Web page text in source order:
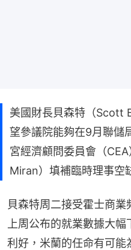
美國財長貝森特（Scott
望參議院能夠在9月聯儲
宮經濟顧問委員會（
Miran）填補臨時理事空
貝森特周二接受霍士商
上周公布的就業數據大
利好，米蘭的任命有可能